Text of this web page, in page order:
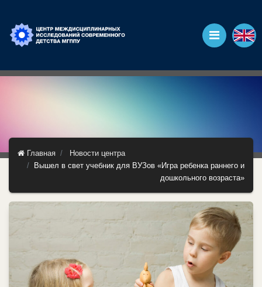
Главная
Новости центра
Вышел в свет учебник для ВУЗов «Игра ребенка раннего и
дошкольного возраста»